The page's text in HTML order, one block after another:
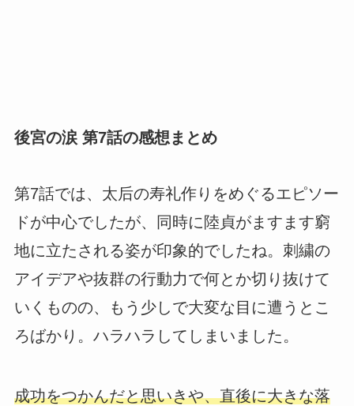
後宮の涙 第7話の感想まとめ
第7話では、太后の寿礼作りをめぐるエピソー
ドが中心でしたが、同時に陸貞がますます窮
地に立たされる姿が印象的でしたね。刺繍の
アイデアや抜群の行動力で何とか切り抜けて
いくものの、もう少しで大変な目に遭うとこ
ろばかり。ハラハラしてしまいました。
成功をつかんだと思いきや、直後に大きな落